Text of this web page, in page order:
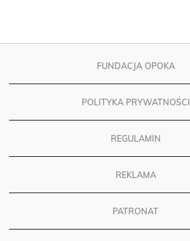
FUNDACJA OPOKA
POLITYKA PRYWATNOŚCI
REGULAMIN
REKLAMA
PATRONAT